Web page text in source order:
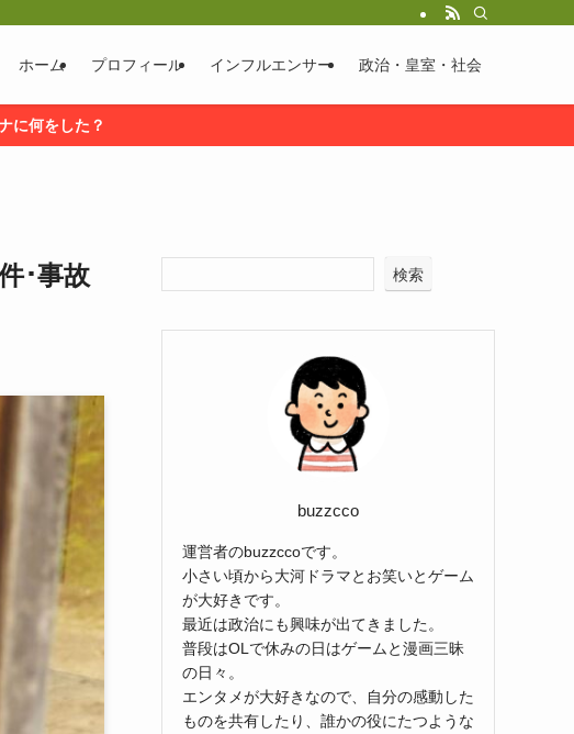
ホーム プロフィール インフルエンサー 政治・皇室・社会
に何をした？
･事故
検索
buzzcco
運営者のbuzzccoです。
小さい頃から大河ドラマとお笑いとゲーム
が大好きです。
最近は政治にも興味が出てきました。
普段はOLで休みの日はゲームと漫画三昧
の日々。
エンタメが大好きなので、自分の感動した
ものを共有したり、誰かの役にたつような